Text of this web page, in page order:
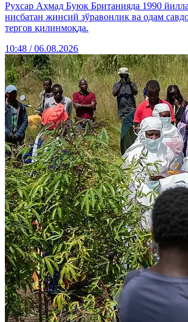
Рухсар Аҳмад Буюк Британияда 1990
нисбатан жинсий зўравонлик ва одам
тергов қилинмоқда.
10:48 / 06.08.2026